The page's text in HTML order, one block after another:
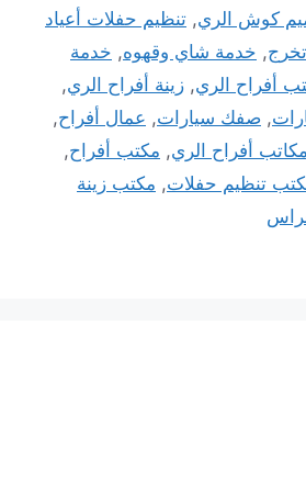
كوش الري, تنظيم حفلات أعياد
, خدمة شاي وقهوه, خدمة
أفراح الري, زينة أفراح الري,
, صفك سيارات, عمال أفراح,
مكاتب أفراح الري, مكتب أفراح,
تنظيم حفلات, مكتب زينة